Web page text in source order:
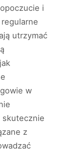
i
utrzymać
w
skutecznie
z